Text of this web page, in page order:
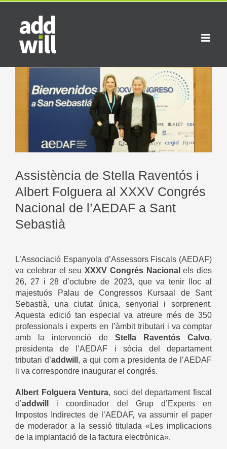
Skip
content
Larger
Image
Assistència de Stella Raventós i
Albert Folguera al XXXV Congrés
Nacional de l’AEDAF a Sant
Sebastià
L’Associació Espanyola d’Assessors Fiscals (AEDAF)
va celebrar el seu XXXV Congrés Nacionalels dies
26, 27 i 28 d’octubre de 2023, que va tenir lloc al
majestuós Palau de Congressos Kursaal de Sant
Sebastià, una ciutat única, senyorial i sorprenent.
Aquesta edició tan especial va atreure més de 350
professionals i experts en l’àmbit tributari i va comptar
amb la intervenció de Stella Raventós Calvo,
presidenta de l’AEDAF i sòcia del departament
tributari d’addwill , a qui com a presidenta de l’AEDAF
li va correspondre inaugurar el congrés.
Albert Folguera Ventura, soci del departament fiscal
d’addwill
i coordinador del Grup d’Experts en
Impostos Indirectes de l’AEDAF, va assumir el paper
de moderador a la sessió titulada «Les implicacions
de la implantació de la factura electrònica».